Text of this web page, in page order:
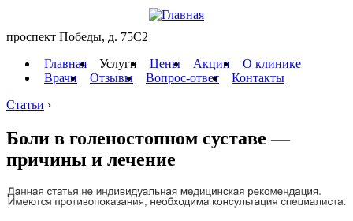
проспект Победы, д. 75C2
Главная
Услуги Цены Акции
О клинике
Врачи
Отзывы Вопрос-ответ
Контакты
Статьи ›
Боли в голеностопном суставе —
причины и лечение